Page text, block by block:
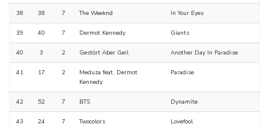
38 38 7 The Weeknd In Your Eyes
39 40 7 Dermot Kennedy Giants
40 3 2 Gestört Aber Geil Another Day In Paradise
41 17 2
Meduza feat. Dermot
Kennedy
Paradise
42 52 7 BTS Dynamite
43 24 7 Twocolors Lovefool